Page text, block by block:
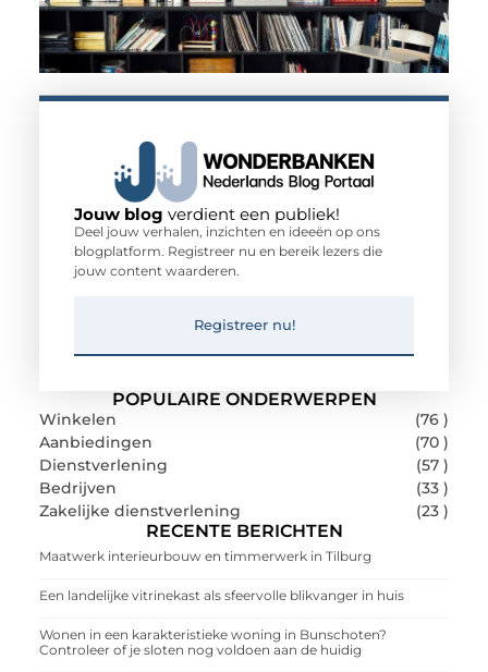
POPULAIRE ONDERWERPEN
Winkelen
(76 )
Aanbiedingen
(70 )
Dienstverlening
(57 )
Bedrijven
(33 )
Zakelijke dienstverlening
(23 )
RECENTE BERICHTEN
Maatwerk interieurbouw en timmerwerk in Tilburg
Een landelijke vitrinekast als sfeervolle blikvanger in huis
Wonen in een karakteristieke woning in Bunschoten?
Controleer of je sloten nog voldoen aan de huidig
Jouw blog verdient een publiek!
Deel jouw verhalen, inzichten en ideeën op ons
blogplatform. Registreer nu en bereik lezers die
jouw content waarderen.
Registreer nu!